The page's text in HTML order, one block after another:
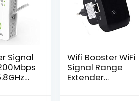
Signal
Wifi Booster WiFi
Signal Range
Extender